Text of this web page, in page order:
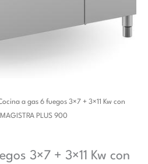
a gas 6 fuegos 3×7 + 3×11 Kw con
PLUS 900
3×7 + 3×11 Kw con
€.
El
precio
4.677,00 €.